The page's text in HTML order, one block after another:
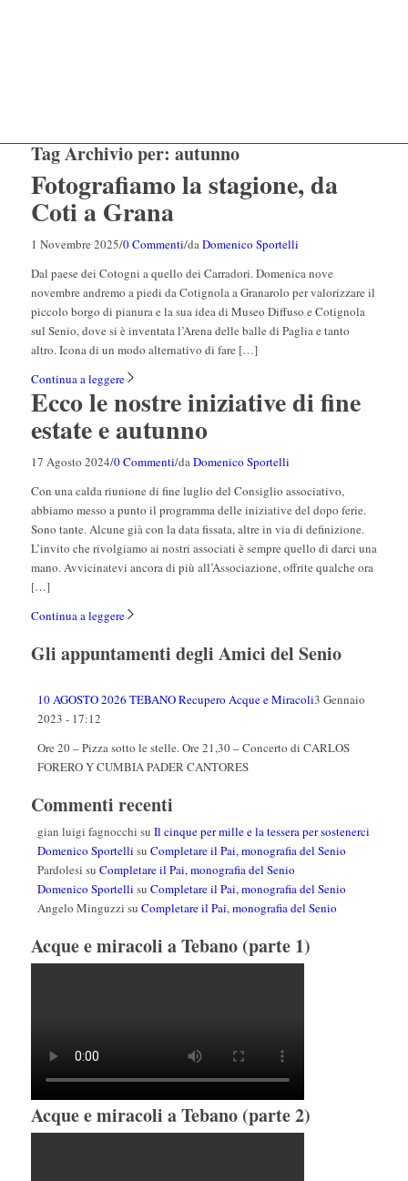
Tag Archivio per: autunno
Fotografiamo la stagione, da
Coti a Grana
1 Novembre 2025/0 Commenti/daDomenico Sportelli
Dal paese dei Cotogni a quello dei Carradori. Domenica nove
novembre andremo a piedi da Cotignola a Granarolo per valorizzare il
piccolo borgo di pianura e la sua idea di Museo Diffuso e Cotignola
sul Senio, dove si è inventata l’Arena delle balle di Paglia e tanto
altro. Icona di un modo alternativo di fare […]
Continua a leggere
Ecco le nostre iniziative di fine
estate e autunno
17 Agosto 2024/0 Commenti/daDomenico Sportelli
Con una calda riunione di fine luglio del Consiglio associativo,
abbiamo messo a punto il programma delle iniziative del dopo ferie.
Sono tante. Alcune già con la data fissata, altre in via di definizione.
L’invito che rivolgiamo ai nostri associati è sempre quello di darci una
mano. Avvicinatevi ancora di più all’Associazione, offrite qualche ora
[…]
Continua a leggere
Gli appuntamenti degli Amici del Senio
10 AGOSTO 2026 TEBANO Recupero Acque e Miracoli3 Gennaio
2023 - 17:12
Ore 20 – Pizza sotto le stelle. Ore 21,30 – Concerto di CARLOS
FORERO Y CUMBIA PADER CANTORES
Commenti recenti
gian luigi fagnocchi su Il cinque per mille e la tessera per sostenerci
Domenico Sportelli su Completare il Pai, monografia del Senio
Pardolesi su Completare il Pai, monografia del Senio
Domenico Sportelli su Completare il Pai, monografia del Senio
Angelo Minguzzi su Completare il Pai, monografia del Senio
Acque e miracoli a Tebano (parte 1)
Acque e miracoli a Tebano (parte 2)